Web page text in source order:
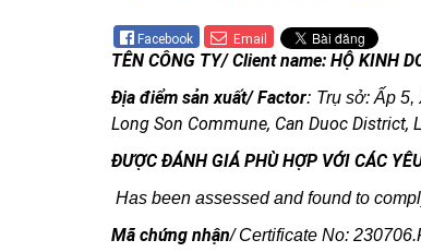
Facebook Email
TÊN CÔNG TY/ Client name: HỘ KINH
Địa điểm sản xuất/ Factor: Trụ sở: Ấp
Long Son Commune, Can Duoc District,
ĐƯỢC ĐÁNH GIÁ PHÙ HỢP VỚI CÁC
Has been assessed and found to
Mã chứng nhận/ Certificate No: